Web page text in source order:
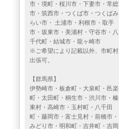
市・境町・桜川市・下妻市・常総
市・筑西市・つくば市・つくばみ
らい市・ 土浦市・利根市・取手
市・坂東市・美浦村・守谷市・八
千代町・結城市・龍ヶ崎市
※ご希望により記載以外、市町村
出張可。
【群馬県】
伊勢崎市・板倉町・大泉町・邑楽
町・太田町・桐生市・渋川市・榛
東村・高崎市・玉村町・八千田
町・藤岡市・富士見村・前橋市・
みどり市・明和町・吉井町・吉岡